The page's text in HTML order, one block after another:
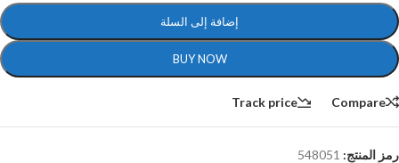
إضافة إلى السلة
BUY NOW
Compare
Track price
رمز المنتج: 548051